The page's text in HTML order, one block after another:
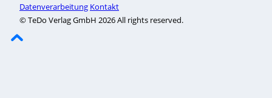
Datenverarbeitung Kontakt
© TeDo Verlag GmbH 2026 All rights reserved.